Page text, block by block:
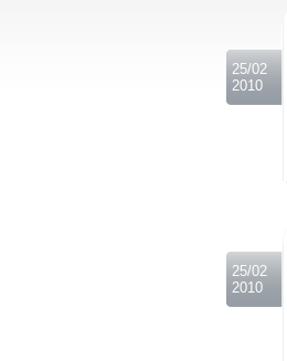
25/02
2010
25/02
2010